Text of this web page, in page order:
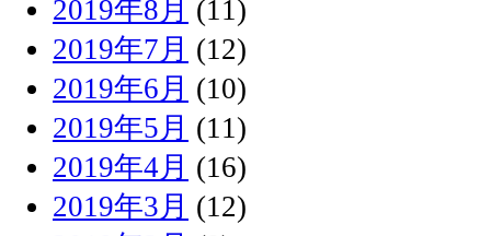
2019年8月 (11)
2019年7月 (12)
2019年6月 (10)
2019年5月 (11)
2019年4月 (16)
2019年3月 (12)